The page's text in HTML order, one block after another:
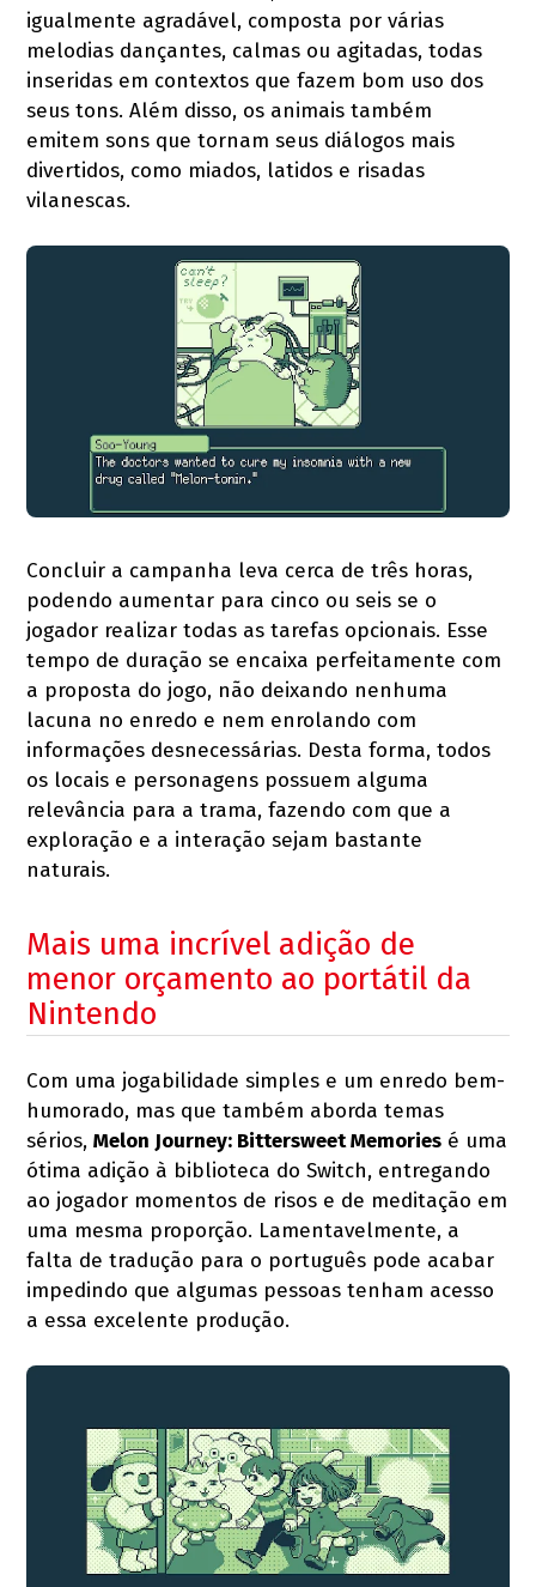
igualmente agradável, composta por várias
melodias dançantes, calmas ou agitadas, todas
inseridas em contextos que fazem bom uso dos
seus tons. Além disso, os animais também
emitem sons que tornam seus diálogos mais
divertidos, como miados, latidos e risadas
vilanescas.
Concluir a campanha leva cerca de três horas,
podendo aumentar para cinco ou seis se o
jogador realizar todas as tarefas opcionais. Esse
tempo de duração se encaixa perfeitamente com
a proposta do jogo, não deixando nenhuma
lacuna no enredo e nem enrolando com
informações desnecessárias. Desta forma, todos
os locais e personagens possuem alguma
relevância para a trama, fazendo com que a
exploração e a interação sejam bastante
naturais.
Mais uma incrível adição de
menor orçamento ao portátil da
Nintendo
Com uma jogabilidade simples e um enredo bem-
humorado, mas que também aborda temas
sérios,Melon Journey: Bittersweet Memories é uma
ótima adição à biblioteca do Switch, entregando
ao jogador momentos de risos e de meditação em
uma mesma proporção. Lamentavelmente, a
falta de tradução para o português pode acabar
impedindo que algumas pessoas tenham acesso
a essa excelente produção.